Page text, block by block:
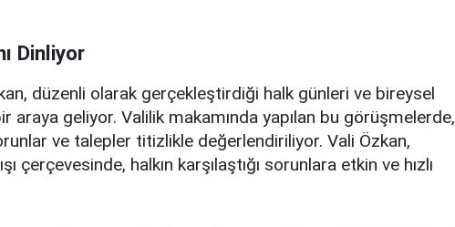
Dinliyor
düzenli olarak gerçekleştirdiği halk günleri ve bireysel
araya geliyor. Valilik makamında yapılan bu görüşmelerde,
ve talepler titizlikle değerlendiriliyor. Vali Özkan,
çerçevesinde, halkın karşılaştığı sorunlara etkin ve hızlı